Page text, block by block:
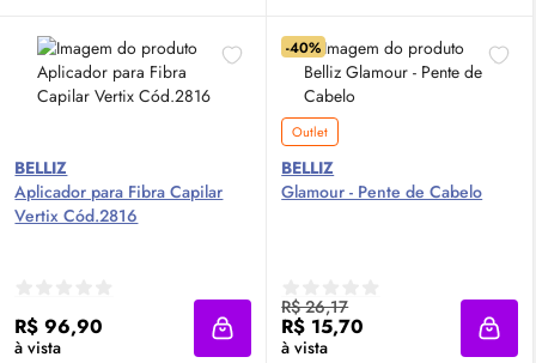
BELLIZ
Aplicador para Fibra Capilar
Vertix Cód.2816
R$ 96,90
à vista Adicionar à sacola
-40%
Outlet
BELLIZ
Glamour - Pente de Cabelo
R$ 26,17
R$ 15,70
à vista